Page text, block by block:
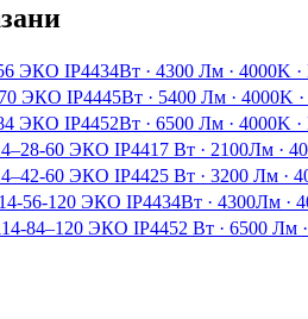
ЭКО IP4434Вт · 4300 Лм · 4000K ·
ЭКО IP4445Вт · 5400 Лм · 4000K ·
ЭКО IP4452Вт · 6500 Лм · 4000K ·
60 ЭКО IP4417 Вт · 2100Лм ·
60 ЭКО IP4425 Вт · 3200 Лм ·
56-120 ЭКО IP4434Вт · 4300Лм ·
84–120 ЭКО IP4452 Вт · 6500 Лм ·